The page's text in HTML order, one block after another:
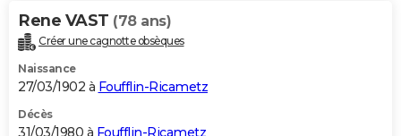
Rene VAST (78 ans)
Créer une cagnotte obsèques
Naissance
27/03/1902 à Foufflin-Ricametz
Décès
31/03/1980 à Foufflin-Ricametz